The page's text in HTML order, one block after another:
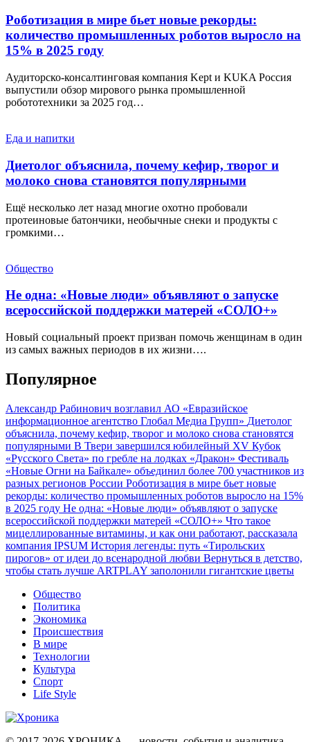
Роботизация в мире бьет новые рекорды:
количество промышленных роботов выросло на
15% в 2025 году
Аудиторско-консалтинговая компания Kept и KUKA Россия
выпустили обзор мирового рынка промышленной
робототехники за 2025 год…
Еда и напитки
Диетолог объяснила, почему кефир, творог и
молоко снова становятся популярными
Ещё несколько лет назад многие охотно пробовали
протеиновые батончики, необычные снеки и продукты с
громкими…
Общество
Не одна: «Новые люди» объявляют о запуске
всероссийской поддержки матерей «СОЛО+»
Новый социальный проект призван помочь женщинам в один
из самых важных периодов в их жизни….
Популярное
Александр Рабинович возглавил АО «Евразийское
информационное агентство Глобал Медиа Групп» Диетолог
объяснила, почему кефир, творог и молоко снова становятся
популярными В Твери завершился юбилейный XV Кубок
«Русского Света» по гребле на лодках «Дракон» Фестиваль
«Новые Огни на Байкале» объединил более 700 участников из
разных регионов России Роботизация в мире бьет новые
рекорды: количество промышленных роботов выросло на 15%
в 2025 году Не одна: «Новые люди» объявляют о запуске
всероссийской поддержки матерей «СОЛО+» Что такое
мицеллированные витамины, и как они работают, рассказала
компания IPSUM История легенды: путь «Тирольских
пирогов» от идеи до всенародной любви Вернуться в детство,
чтобы стать лучше ARTPLAY заполонили гигантские цветы
Общество
Политика
Экономика
Происшествия
В мире
Технологии
Культура
Спорт
Life Style